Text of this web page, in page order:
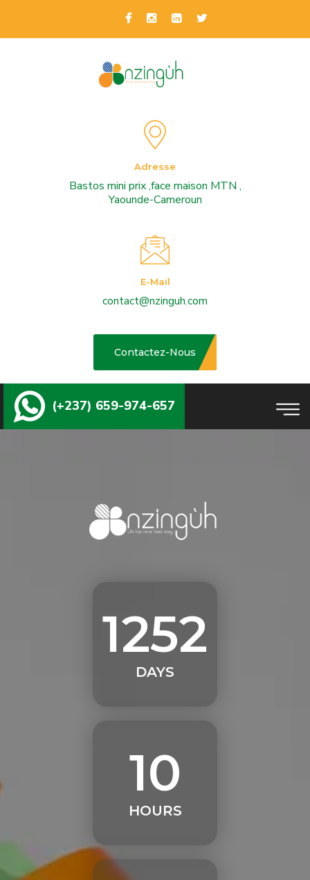
Adresse
Bastos mini prix ,face maison MTN ,
Yaounde-Cameroun
E-Mail
contact@nzinguh.com
Contactez-Nous
(+237) 659-974-657
1252
DAYS
10
HOURS